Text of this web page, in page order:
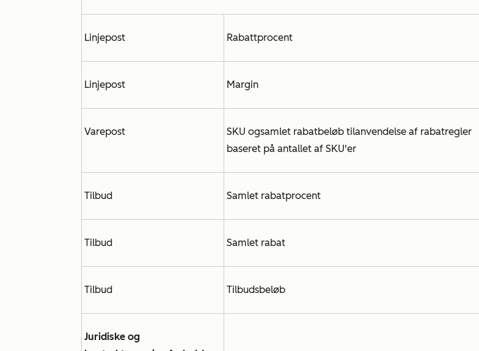
Linjepost Rabattprocent
Linjepost Margin
Varepost SKU ogsamlet rabatbeløb tilanvendelse af rabatregler
baseret på antallet af SKU'er
Tilbud Samlet rabatprocent
Tilbud Samlet rabat
Tilbud Tilbudsbeløb
Juridiske og